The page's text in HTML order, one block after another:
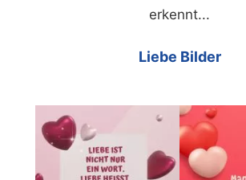
erkennt...
Liebe Bilder